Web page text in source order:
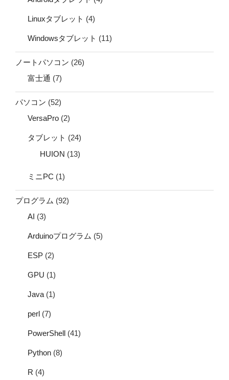
Linuxタブレット (4)
Windowsタブレット (11)
ノートパソコン (26)
富士通 (7)
パソコン (52)
VersaPro (2)
タブレット (24)
HUION (13)
ミニPC (1)
プログラム (92)
AI (3)
Arduinoプログラム (5)
ESP (2)
GPU (1)
Java(1)
perl (7)
PowerShell (41)
Python (8)
R (4)